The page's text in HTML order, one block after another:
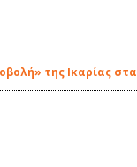
της Ικαρίας